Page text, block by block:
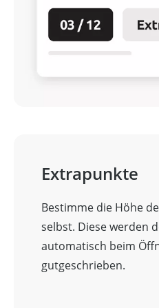
Extrapunkte
Bestimme die Höhe
selbst. Diese werden
automatisch beim
gutgeschrieben.